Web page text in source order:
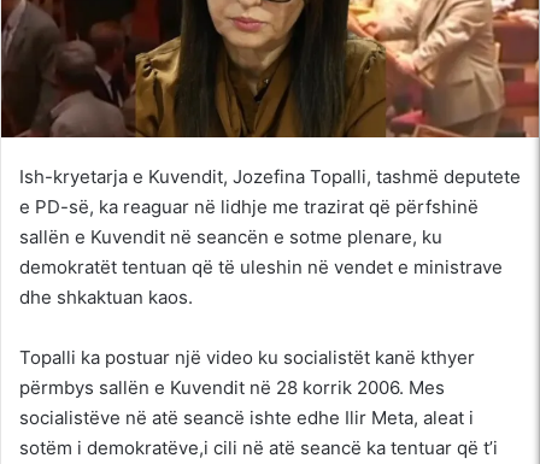
Ish-kryetarja e Kuvendit, Jozefina Topalli, tashmë deputete
e PD-së, ka reaguar në lidhje me trazirat që përfshinë
sallën e Kuvendit në seancën e sotme plenare, ku
demokratët tentuan që të uleshin në vendet e ministrave
dhe shkaktuan kaos.
Topalli ka postuar një video ku socialistët kanë kthyer
përmbys sallën e Kuvendit në 28 korrik 2006. Mes
socialistëve në atë seancë ishte edhe Ilir Meta, aleat i
sotëm i demokratëve,i cili në atë seancë ka tentuar që t’i